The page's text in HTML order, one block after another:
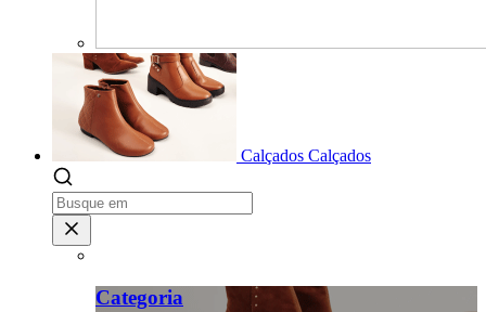
Calçados Calçados
Categoria